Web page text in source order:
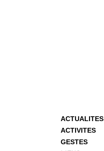
ACTUALITES
ACTIVITES
GESTES